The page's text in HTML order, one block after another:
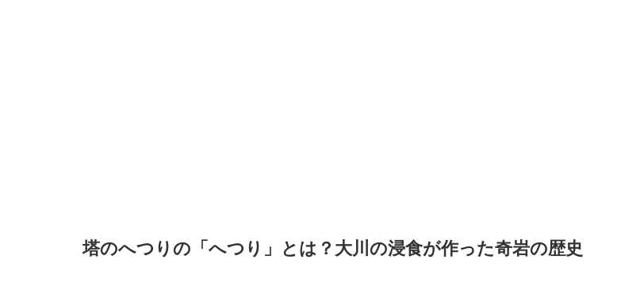
塔のへつりの「へつり」とは？大川の浸食が作った奇岩の歴史